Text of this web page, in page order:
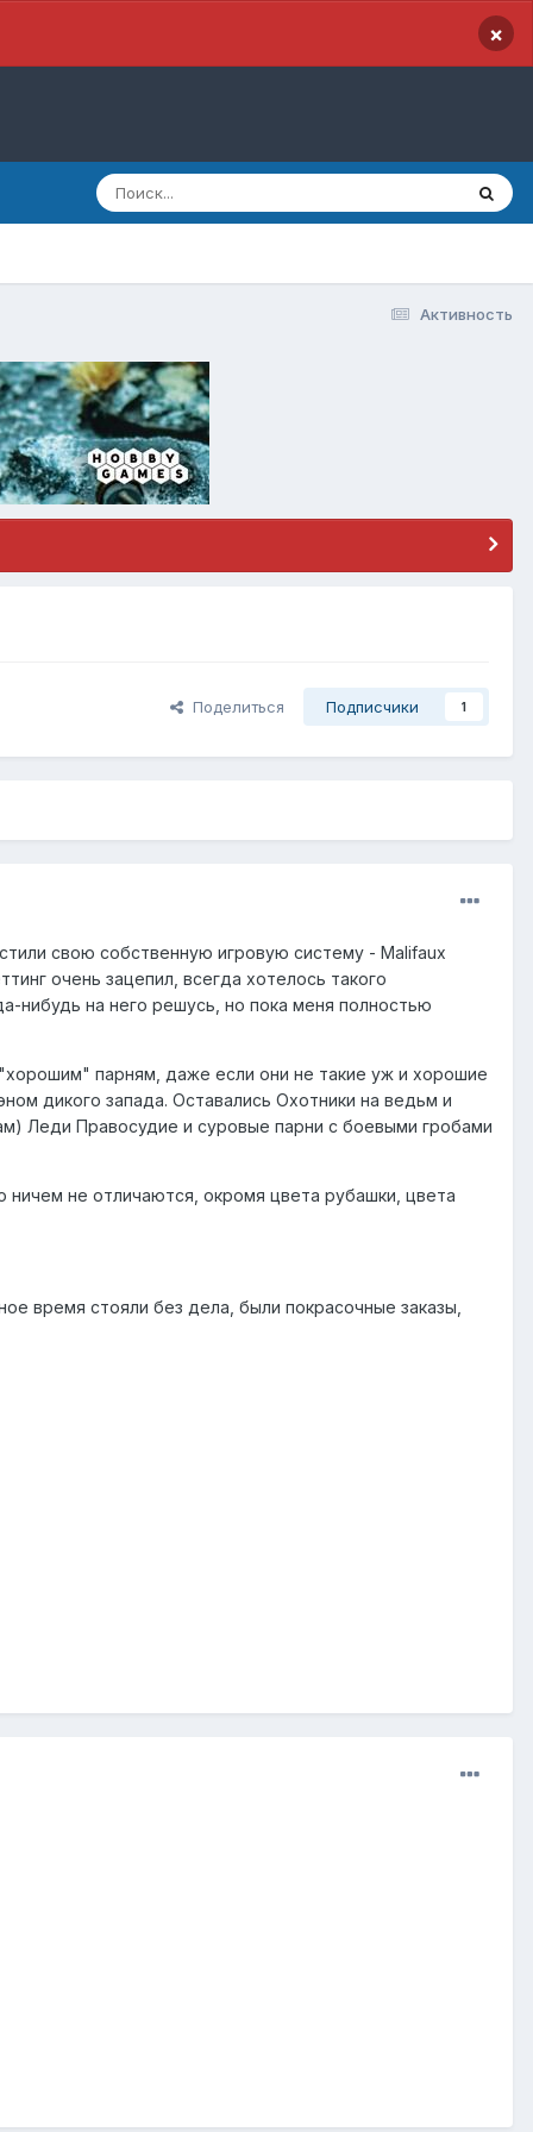
×
Активность
Поделиться Подписчики 1
свою собственную игровую систему - Malifaux
очень зацепил, всегда хотелось такого
нибудь на него решусь, но пока меня полностью
"хорошим" парням, даже если они не такие уж и хорошие
дикого запада. Оставались Охотники на ведьм и
Леди Правосудие и суровые парни с боевыми гробами
не отличаются, окромя цвета рубашки, цвета
время стояли без дела, были покрасочные заказы,